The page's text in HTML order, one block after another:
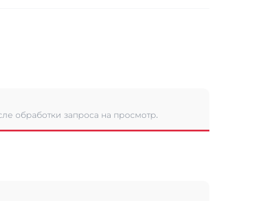
обработки запроса на просмотр.